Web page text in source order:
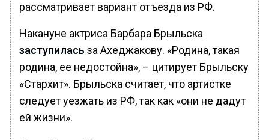
рассматривает вариант отъезда из РФ.
Накануне актриса Барбара Брыльска
заступилась за Ахеджакову. «Родина, такая
родина, ее недостойна», – цитирует Брыльску
«Стархит». Брыльска считает, что артистке
следует уезжать из РФ, так как «они не дадут
ей жизни».